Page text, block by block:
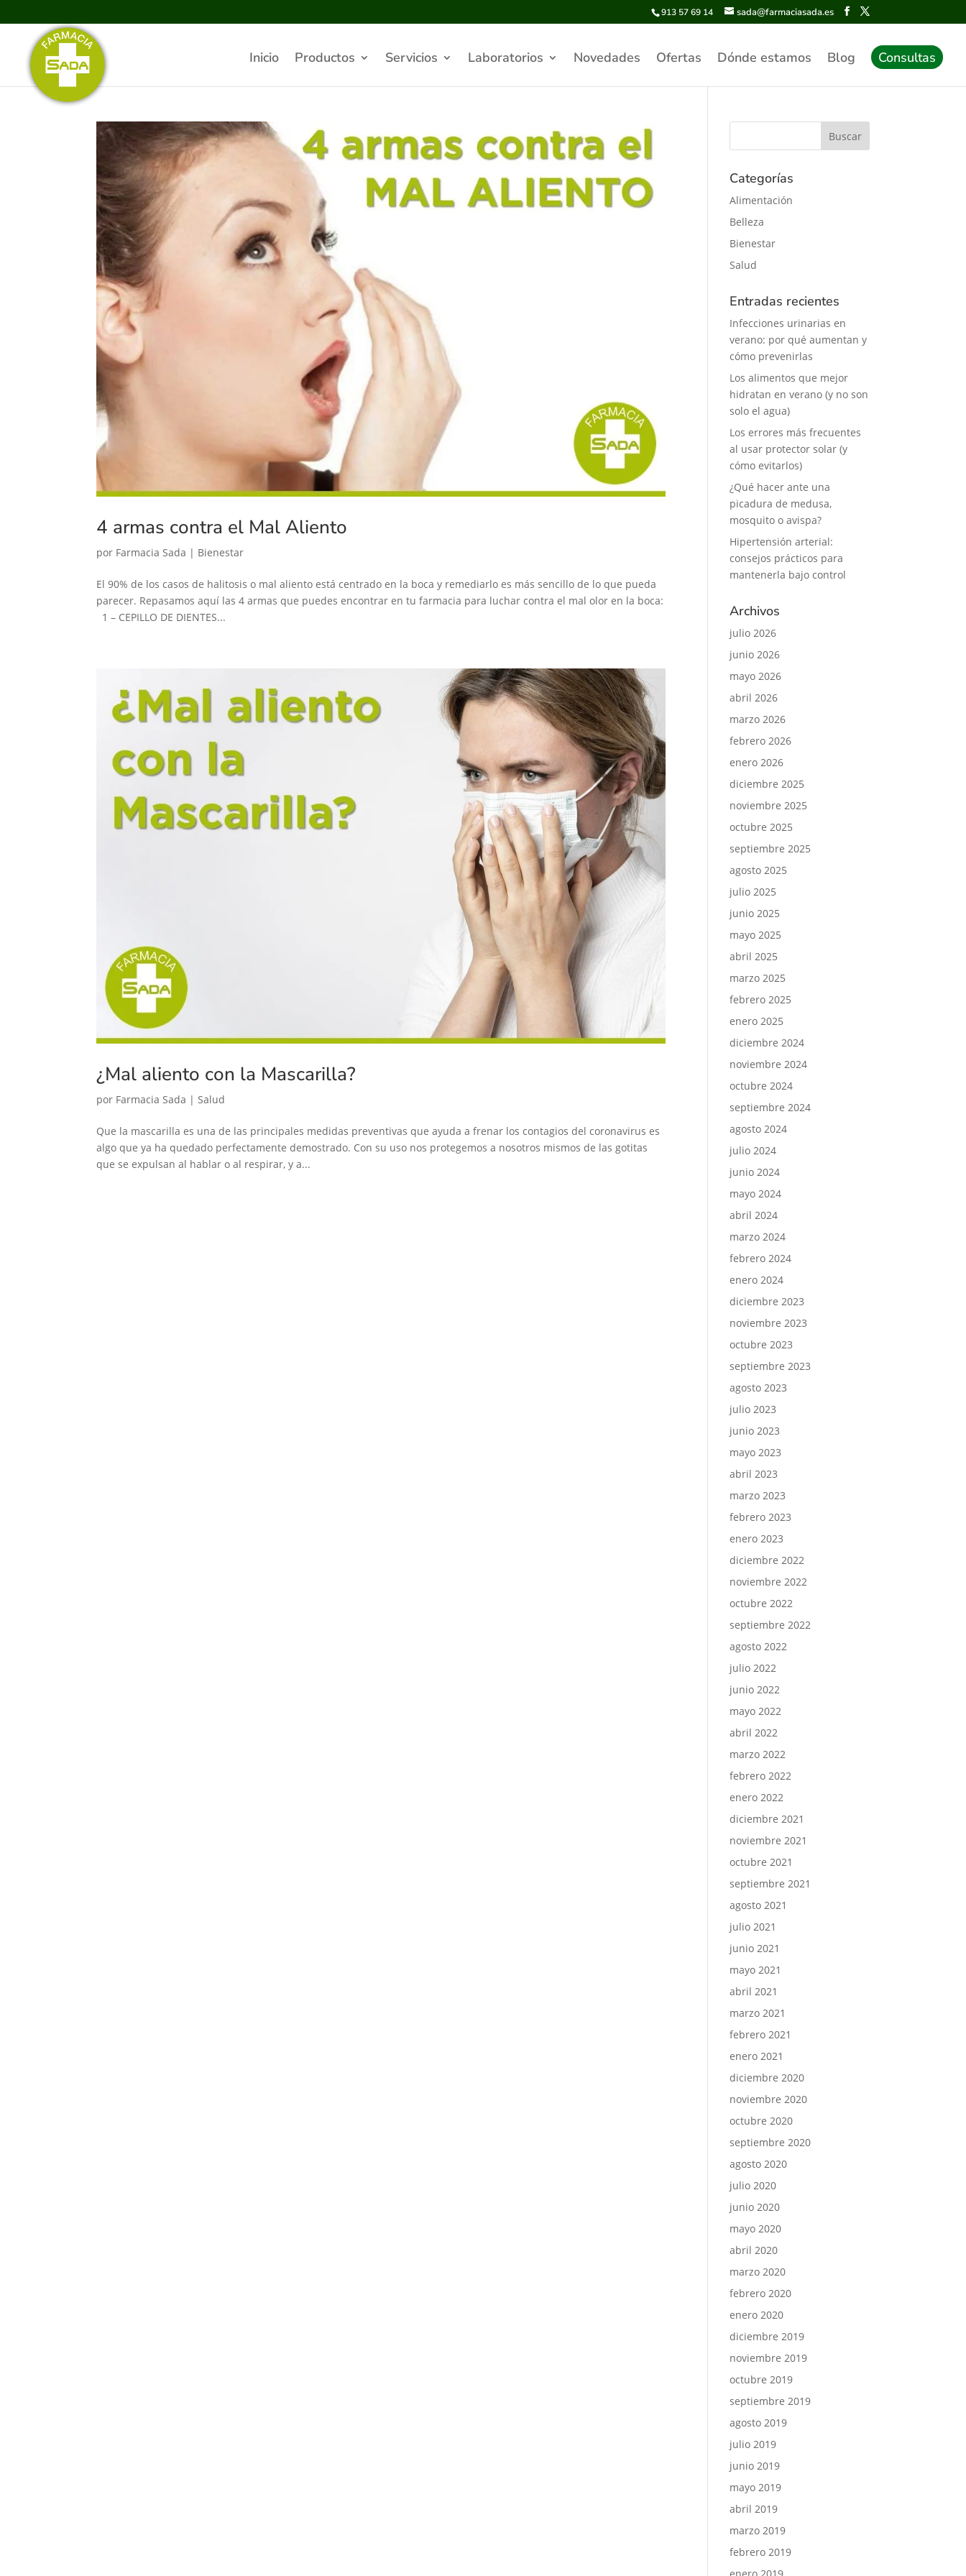
913 57 69 14 sada@farmaciasada.es
Inicio Productos Servicios Laboratorios Novedades Ofertas Dónde estamos Blog Consultas
4 armas contra el Mal Aliento
por Farmacia Sada | Bienestar
El 90% de los casos de halitosis o mal aliento está centrado en la boca y remediarlo es más sencillo de lo que pueda
parecer. Repasamos aquí las 4 armas que puedes encontrar en tu farmacia para luchar contra el mal olor en la boca:
1 – CEPILLO DE DIENTES...
¿Mal aliento con la Mascarilla?
por Farmacia Sada | Salud
Que la mascarilla es una de las principales medidas preventivas que ayuda a frenar los contagios del coronavirus es
algo que ya ha quedado perfectamente demostrado. Con su uso nos protegemos a nosotros mismos de las gotitas
que se expulsan al hablar o al respirar, y a...
Categorías
Alimentación
Belleza
Bienestar
Salud
Entradas recientes
Infecciones urinarias en
verano: por qué aumentan y
cómo prevenirlas
Los alimentos que mejor
hidratan en verano (y no son
solo el agua)
Los errores más frecuentes
al usar protector solar (y
cómo evitarlos)
¿Qué hacer ante una
picadura de medusa,
mosquito o avispa?
Hipertensión arterial:
consejos prácticos para
mantenerla bajo control
Archivos
julio 2026
junio 2026
mayo 2026
abril 2026
marzo 2026
febrero 2026
enero 2026
diciembre 2025
noviembre 2025
octubre 2025
septiembre 2025
agosto 2025
julio 2025
junio 2025
mayo 2025
abril 2025
marzo 2025
febrero 2025
enero 2025
diciembre 2024
noviembre 2024
octubre 2024
septiembre 2024
agosto 2024
julio 2024
junio 2024
mayo 2024
abril 2024
marzo 2024
febrero 2024
enero 2024
diciembre 2023
noviembre 2023
octubre 2023
septiembre 2023
agosto 2023
julio 2023
junio 2023
mayo 2023
abril 2023
marzo 2023
febrero 2023
enero 2023
diciembre 2022
noviembre 2022
octubre 2022
septiembre 2022
agosto 2022
julio 2022
junio 2022
mayo 2022
abril 2022
marzo 2022
febrero 2022
enero 2022
diciembre 2021
noviembre 2021
octubre 2021
septiembre 2021
agosto 2021
julio 2021
junio 2021
mayo 2021
abril 2021
marzo 2021
febrero 2021
enero 2021
diciembre 2020
noviembre 2020
octubre 2020
septiembre 2020
agosto 2020
julio 2020
junio 2020
mayo 2020
abril 2020
marzo 2020
febrero 2020
enero 2020
diciembre 2019
noviembre 2019
octubre 2019
septiembre 2019
agosto 2019
julio 2019
junio 2019
mayo 2019
abril 2019
marzo 2019
febrero 2019